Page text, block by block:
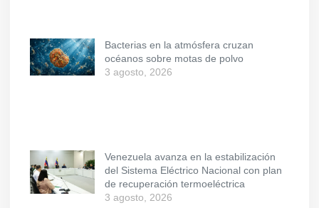
Bacterias en la atmósfera cruzan
océanos sobre motas de polvo
3 agosto, 2026
Venezuela avanza en la estabilización
del Sistema Eléctrico Nacional con plan
de recuperación termoeléctrica
3 agosto, 2026